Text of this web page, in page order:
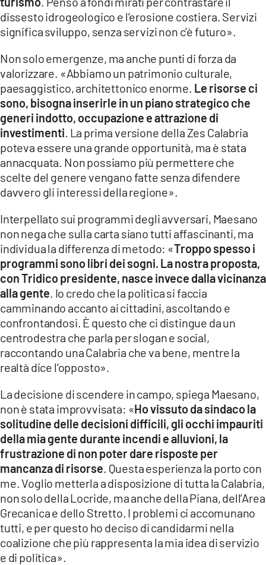
dissesto idrogeologico e l’erosione costiera. Servizi
significa sviluppo, senza servizi non c’è futuro».
Non solo emergenze, ma anche punti di forza da
valorizzare. «Abbiamo un patrimonio culturale,
paesaggistico, architettonico enorme. Le risorse ci
sono, bisogna inserirle in un piano strategico che
generi indotto, occupazione e attrazione di
investimenti . La prima versione della Zes Calabria
poteva essere una grande opportunità, ma è stata
annacquata. Non possiamo più permettere che
scelte del genere vengano fatte senza difendere
davvero gli interessi della regione».
Interpellato sui programmi degli avversari, Maesano
non nega che sulla carta siano tutti affascinanti, ma
individua la differenza di metodo: «Troppo spesso i
programmi sono libri dei sogni. La nostra proposta,
con Tridico presidente, nasce invece dalla vicinanza
alla gente . Io credo che la politica si faccia
camminando accanto ai cittadini, ascoltando e
confrontandosi. È questo che ci distingue da un
centrodestra che parla per slogan e social,
raccontando una Calabria che va bene, mentre la
realtà dice l’opposto».
La decisione di scendere in campo, spiega Maesano,
non è stata improvvisata: «Ho vissuto da sindaco la
solitudine delle decisioni difficili, gli occhi impauriti
della mia gente durante incendi e alluvioni, la
frustrazione di non poter dare risposte per
mancanza di risorse . Questa esperienza la porto con
me. Voglio metterla a disposizione di tutta la Calabria,
non solo della Locride, ma anche della Piana, dell’Area
Grecanica e dello Stretto. I problemi ci accomunano
tutti, e per questo ho deciso di candidarmi nella
coalizione che più rappresenta la mia idea di servizio
e di politica».